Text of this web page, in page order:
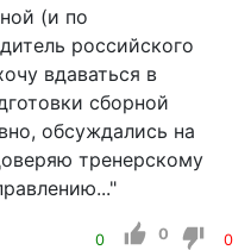
(и по
российского
вдаваться в
сборной
обсуждались на
тренерскому
0 0 0